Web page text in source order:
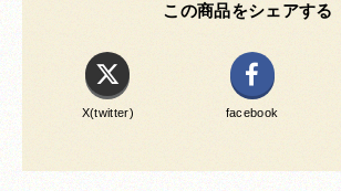
この商品をシェアする
X(twitter) facebook